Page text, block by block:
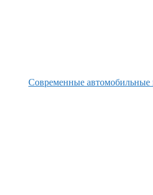
Современные